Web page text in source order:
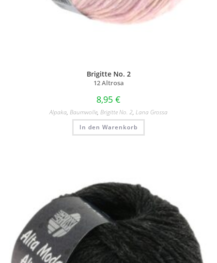
Brigitte No. 2
12 Altrosa
8,95 €
Alpaka, Baumwolle, Brigitte No. 2, Lana Grossa
In den Warenkorb